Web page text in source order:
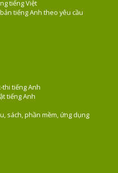
tiếng Việt
tiếng Anh theo yêu cầu
thi tiếng Anh
tiếng Anh
sách, phần mềm, ứng dụng